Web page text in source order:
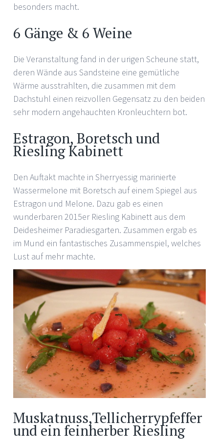
besonders macht.
6 Gänge & 6 Weine
Die Veranstaltung fand in der urigen Scheune statt,
deren Wände aus Sandsteine eine gemütliche
Wärme ausstrahlten, die zusammen mit dem
Dachstuhl einen reizvollen Gegensatz zu den beiden
sehr modern angehauchten Kronleuchtern bot.
Estragon, Boretsch und
Riesling Kabinett
Den Auftakt machte in Sherryessig marinierte
Wassermelone mit Boretsch auf einem Spiegel aus
Estragon und Melone. Dazu gab es einen
wunderbaren 2015er Riesling Kabinett aus dem
Deidesheimer Paradiesgarten. Zusammen ergab es
im Mund ein fantastisches Zusammenspiel, welches
Lust auf mehr machte.
Muskatnuss,Tellicherrypfeffer
und ein feinherber Riesling